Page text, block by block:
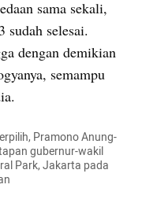
sama sekali,
selesai.
dengan demikian
semampu
Pramono Anung-
gubernur-wakil
Park, Jakarta pada